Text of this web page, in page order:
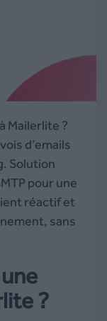
Mailerlite ?
d’emails
Solution
pour une
réactif et
sans
?